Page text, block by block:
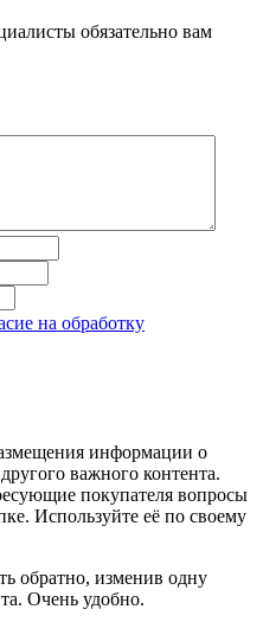
обязательно вам
на обработку
информации о
важного контента.
покупателя вопросы
Используйте её по своему
обратно, изменив одну
Очень удобно.